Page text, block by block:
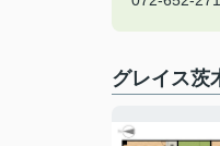
グレイス茨